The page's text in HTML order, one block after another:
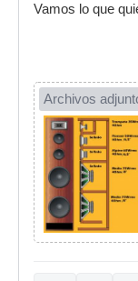
Vamos lo que
Archivos